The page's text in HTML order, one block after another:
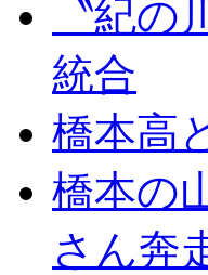
〝紀
統合
橋本高
橋本の
さん奔